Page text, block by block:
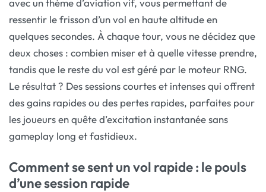
avec un thème d’aviation vif, vous permettant de
ressentir le frisson d’un vol en haute altitude en
quelques secondes. À chaque tour, vous ne décidez que
deux choses : combien miser et à quelle vitesse prendre,
tandis que le reste du vol est géré par le moteur RNG.
Le résultat ? Des sessions courtes et intenses qui offrent
des gains rapides ou des pertes rapides, parfaites pour
les joueurs en quête d’excitation instantanée sans
gameplay long et fastidieux.
Comment se sent un vol rapide : le pouls
d’une session rapide